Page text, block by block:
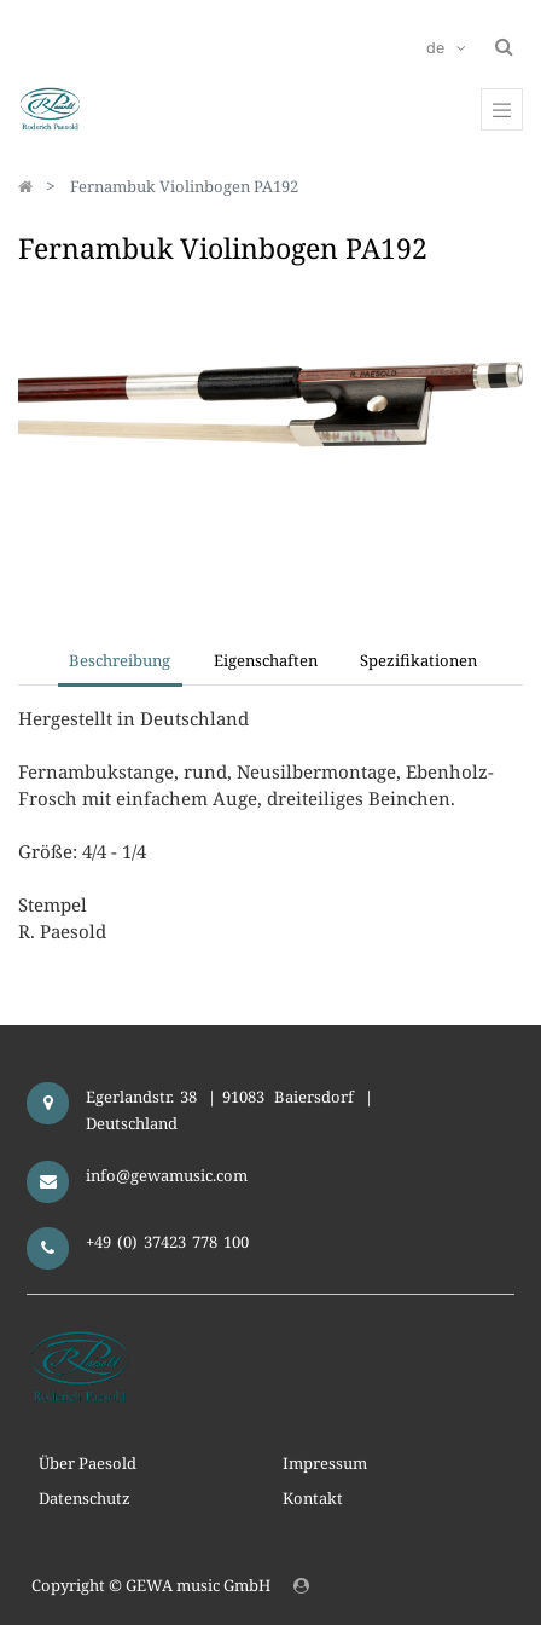
de
Fernambuk Violinbogen PA192
Fernambuk Violinbogen PA192
Beschreibung Eigenschaften Spezifikationen
Hergestellt in Deutschland
Fernambukstange, rund, Neusilbermontage, Ebenholz-
Frosch mit einfachem Auge, dreiteiliges Beinchen.
Größe: 4/4 - 1/4
Stempel
R. Paesold
Egerlandstr. 38 | 91083 Baiersdorf
|
Deutschland
info@gewamusic.com
+49 (0) 37423 778 100
Über Paesold
Impressum
Datenschutz
Kontakt
Copyright ©GEWA music GmbH